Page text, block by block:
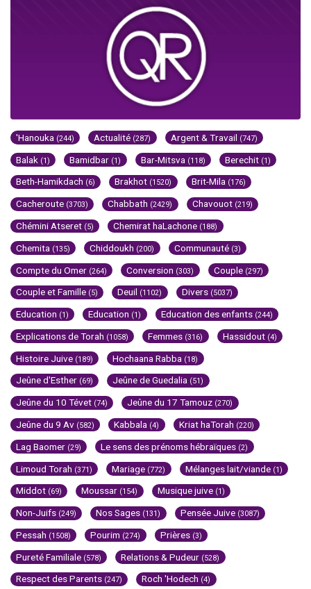
'Hanouka (244) Actualité (287) Argent & Travail (747)
Balak (1) Bamidbar (1) Bar-Mitsva (118) Berechit (1)
Beth-Hamikdach (6) Brakhot (1520) Brit-Mila (176)
Cacheroute (3703) Chabbath (2429) Chavouot (219)
Chémini Atseret (5) Chemirat haLachone (188)
Chemita (135) Chiddoukh (200) Communauté (3)
Compte du Omer (264) Conversion (303) Couple (297)
Couple et Famille (5) Deuil (1102) Divers (5037)
Education (1) Education (1) Education des enfants (244)
Explications de Torah (1058) Femmes (316) Hassidout (4)
Histoire Juive (189) Hochaana Rabba (18)
Jeûne d'Esther (69) Jeûne de Guedalia (51)
Jeûne du 10 Tévet (74) Jeûne du 17 Tamouz (270)
Jeûne du 9 Av (582) Kabbala (4) Kriat haTorah (220)
Lag Baomer (29) Le sens des prénoms hébraïques (2)
Limoud Torah (371) Mariage (772) Mélanges lait/viande (1)
Middot (69) Moussar (154) Musique juive (1)
Non-Juifs (249) Nos Sages (131) Pensée Juive (3087)
Pessah (1508) Pourim (274) Prières (3)
Pureté Familiale (578) Relations & Pudeur (528)
Respect des Parents (247) Roch 'Hodech (4)